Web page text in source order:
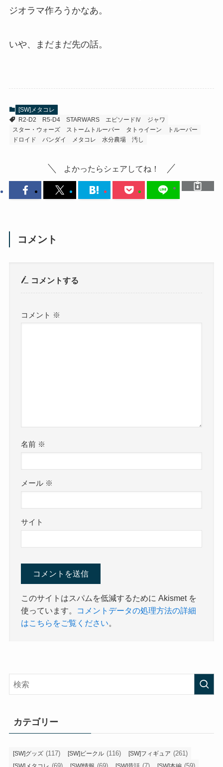
ジオラマ作ろうかなあ。
いや、まだまだ先の話。
[SW]メタコレ
R2-D2
R5-D4 STARWARS エピソードⅣ
ジャワ
スター・ウォーズ
ストームトルーパー タトゥイーン
トルーパー
ドロイド
バンダイ メタコレ 水分農場 汚し
よかったらシェアしてね！
コメント
コメントする
コメント ※
名前 ※
メール ※
サイト
このサイトはスパムを低減するために Akismet を
使っています。
コメントデータの処理方法の詳細
はこちらをご覧ください。
カテゴリー
[SW]グッズ (117) [SW]ビークル (116) [SW]フィギュア (261)